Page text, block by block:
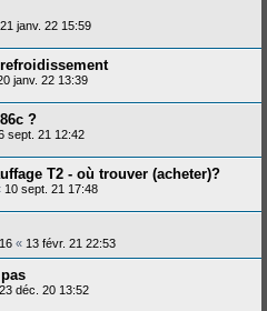
21 janv. 22 15:59
janv. 22 13:39
?
sept. 21 12:42
T2 - où trouver (acheter)?
10 sept. 21 17:48
« 13 févr. 21 22:53
23 déc. 20 13:52